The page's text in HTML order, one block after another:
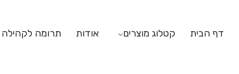
דף הבית קטלוג מוצרים אודות תרומה לקהילה